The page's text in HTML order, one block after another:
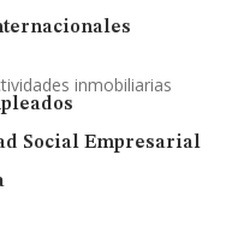
inmobiliarias
Social Empresarial